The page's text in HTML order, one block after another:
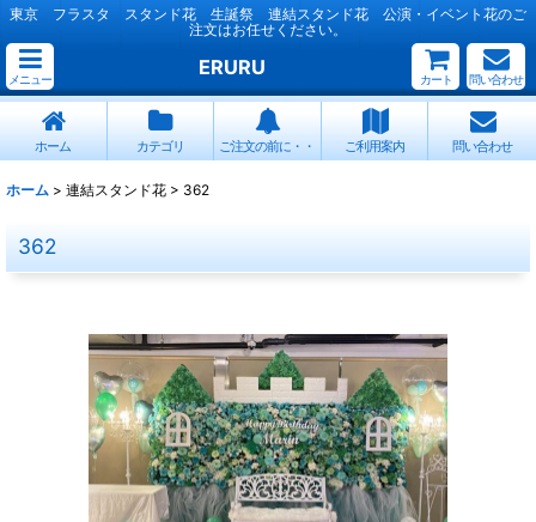
東京 フラスタ スタンド花 生誕祭 連結スタンド花 公演・イベント花のご
注文はお任せください。
メニュー
ERURU
カート 問い合わせ
ホーム カテゴリ ご注文の前に・・ ご利用案内 問い合わせ
ホーム > 連結スタンド花 > 362
362